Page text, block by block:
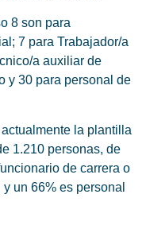
8 son para
7 para Trabajador/a
a auxiliar de
y 30 para personal de
la plantilla
1.210 personas, de
de carrera o
un 66% es personal